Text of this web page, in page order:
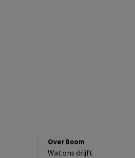
Over Boom
Wat ons drijft